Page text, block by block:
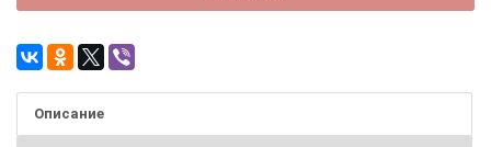
Описание